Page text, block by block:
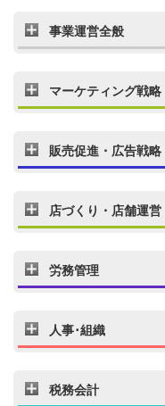
事業運営全般
マーケティング戦略
販売促進・広告戦略
店づくり・店舗運営
労務管理
人事･組織
税務会計